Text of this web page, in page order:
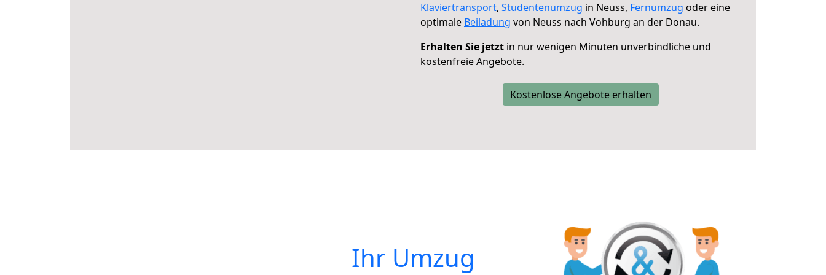
Klaviertransport, Studentenumzug in Neuss, Fernumzug oder eine
optimale Beiladung von Neuss nach Vohburg an der Donau.
Erhalten Sie jetzt in nur wenigen Minuten unverbindliche und
kostenfreie Angebote.
Kostenlose Angebote erhalten
Ihr Umzug